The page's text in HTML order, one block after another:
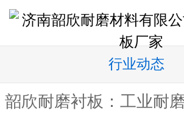
行业动态
韶欣耐磨衬板：工业耐